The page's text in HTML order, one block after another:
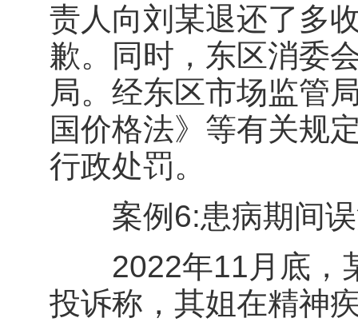
责人向刘某退还了多
歉。同时，东区消委
局。经东区市场监管
国价格法》等有关规
行政处罚。
案例6:患病期间误
2022年11月底，某
投诉称，其姐在精神